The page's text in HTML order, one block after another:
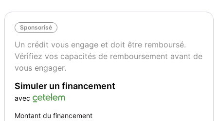
Becquet Sport
Peinture non métallisée Rouge Racing
Sellerie Cuir Noir avec sièges baquets Recaro
Suspension adaptative Magneride
Badges 5.0l et Badge arrière GT
Caméra de recul
Climatisation automatique bi-zone
Diffuseur arrière
Sponsorisé
Un crédit vous engage et doit être remboursé.
Vérifiez vos capacités de remboursement avant de
vous engager.
Simuler un financement
avec
Montant du financement